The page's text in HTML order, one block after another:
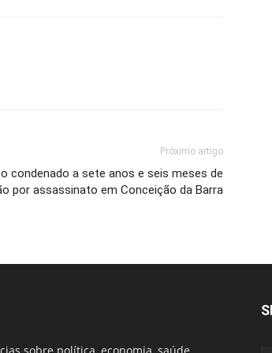
Próximo artigo
condenado a sete anos e seis meses de
por assassinato em Conceição da Barra